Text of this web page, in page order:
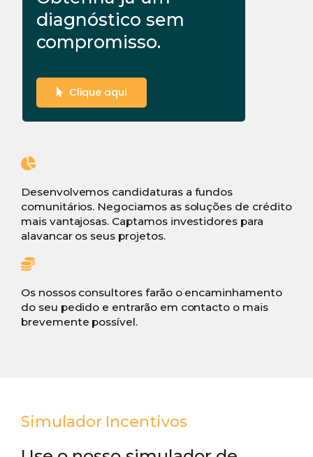
diagnóstico sem
compromisso.
Clique aqui
Desenvolvemos candidaturas a fundos
comunitários. Negociamos as soluções de crédito
mais vantajosas. Captamos investidores para
alavancar os seus projetos.
Os nossos consultores farão o encaminhamento
do seu pedido e entrarão em contacto o mais
brevemente possível.
Simulador Incentivos